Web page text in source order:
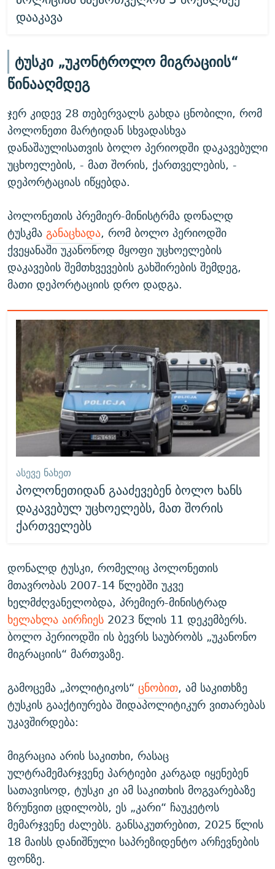
დააკავა
ტუსკი „უკონტროლო მიგრაციის“
წინააღმდეგ
ჯერ კიდევ 28 თებერვალს გახდა ცნობილი, რომ
პოლონეთი მარტიდან სხვადასხვა
დანაშაულისათვის ბოლო პერიოდში დაკავებული
უცხოელების, - მათ შორის, ქართველების, -
დეპორტაციას იწყებდა.
პოლონეთის პრემიერ-მინისტრმა დონალდ
ტუსკმაგანაცხადა, რომ ბოლო პერიოდში
ქვეყანაში უკანონოდ მყოფი უცხოელების
დაკავების შემთხვევების გახშირების შემდეგ,
მათი დეპორტაციის დრო დადგა.
ᲐᲡᲔᲕᲔ ᲜᲐᲮᲔᲗ
პოლონეთიდან გააძევებენ ბოლო ხანს
დაკავებულ უცხოელებს, მათ შორის
ქართველებს
დონალდ ტუსკი, რომელიც პოლონეთის
მთავრობას 2007-14 წლებში უკვე
ხელმძღვანელობდა, პრემიერ-მინისტრად
ხელახლა აირჩიეს 2023 წლის 11 დეკემბერს.
ბოლო პერიოდში ის ბევრს საუბრობს „უკანონო
მიგრაციის“ მართვაზე.
გამოცემა „პოლიტიკოს“ ცნობით, ამ საკითხზე
ტუსკის გააქტიურება შიდაპოლიტიკურ ვითარებას
უკავშირდება:
მიგრაცია არის საკითხი, რასაც
ულტრამემარჯვენე პარტიები კარგად იყენებენ
სათავისოდ, ტუსკი კი ამ საკითხის მოგვარებაზე
ზრუნვით ცდილობს, ეს „კარი“ ჩაუკეტოს
მემარჯვენე ძალებს. განსაკუთრებით, 2025 წლის
18 მაისს დანიშნული საპრეზიდენტო არჩევნების
ფონზე.